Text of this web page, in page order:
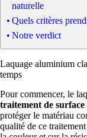
naturelle
Quels critères
Notre verdict
Laquage aluminium
temps
Pour commencer, le
traitement de
protéger le matériau
qualité de ce